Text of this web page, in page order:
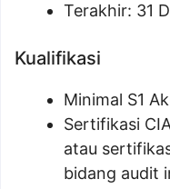
Terakhir: 31
Kualifikasi
Minimal S1
Sertifikasi
atau
bidang audit